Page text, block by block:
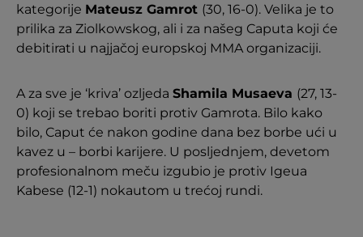
kategorije Mateusz Gamrot (30, 16-0). Velika je to
prilika za Ziolkowskog, ali i za našeg Caputa koji će
debitirati u najjačoj europskoj MMA organizaciji.
A za sve je ‘kriva’ ozljeda Shamila Musaeva (27, 13-
0) koji se trebao boriti protiv Gamrota. Bilo kako
bilo, Caput će nakon godine dana bez borbe ući u
kavez u – borbi karijere. U posljednjem, devetom
profesionalnom meču izgubio je protiv Igeua
Kabese (12-1) nokautom u trećoj rundi.